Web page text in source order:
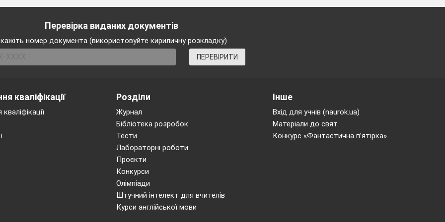
ірраціональних рівнянь.
навички розв’язування ірраціональних рівнянь різними
діяльність на встановлення зв’язків між цими способами; сприяти
учнів, вмінню шукати легші, ефективніші способи.
застосування набутих знань. Виховувати креативність
відомостей про способи розв’язування ірраціональних рівнянь
Перевірка виданих документів
номер документа (використовуйте кириличну розкладку)
ПЕРЕВІРИТИ
кваліфікації Розділи
Журнал
Бібліотека розробок
Тести
Лабораторні роботи
Проєкти
Конкурси
Олімпіади
Штучний інтелект для вчителів
Курси англійської мови
Інше
Вхід для учнів (naurok.ua)
Матеріали до свят
Конкурс «Фантастична п’ятірка»